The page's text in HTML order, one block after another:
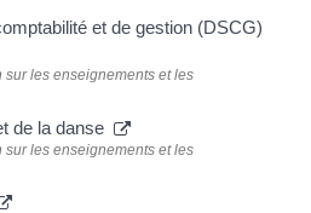
et de gestion (DSCG)
les enseignements et les
de la danse
les enseignements et les